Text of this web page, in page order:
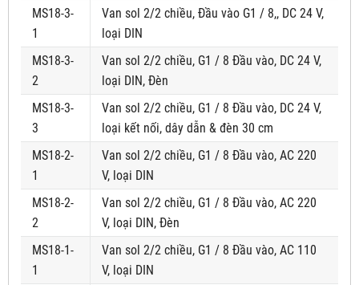
MS18-3-
1
Van sol 2/2 chiều, Đầu vào G1 / 8,, DC 24 V,
loại DIN
MS18-3-
2
Van sol 2/2 chiều, G1 / 8 Đầu vào, DC 24 V,
loại DIN, Đèn
MS18-3-
3
Van sol 2/2 chiều, G1 / 8 Đầu vào, DC 24 V,
loại kết nối, dây dẫn & đèn 30 cm
MS18-2-
1
Van sol 2/2 chiều, G1 / 8 Đầu vào, AC 220
V, loại DIN
MS18-2-
2
Van sol 2/2 chiều, G1 / 8 Đầu vào, AC 220
V, loại DIN, Đèn
MS18-1-
1
Van sol 2/2 chiều, G1 / 8 Đầu vào, AC 110
V, loại DIN